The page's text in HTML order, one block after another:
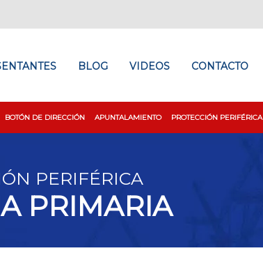
BLOG VIDEOS CONTACTO
BOTÓN DE DIRECCIÓN APUNTALAMIENTO PROTECCIÓN PERIFÉRICA
PERIFÉRICA
PRIMARIA